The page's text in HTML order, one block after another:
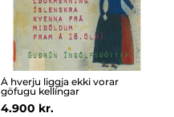
Á hverju liggja ekki vorar
göfugu kellíngar
4.900 kr.